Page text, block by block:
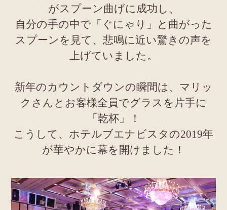
がスプーン曲げに成功し、
自分の手の中で「ぐにゃり」と曲がった
スプーンを見て、悲鳴に近い驚きの声を
上げていました。
新年のカウントダウンの瞬間は、マリッ
クさんとお客様全員でグラスを片手に
「乾杯」！
こうして、ホテルブエナビスタの2019年
が華やかに幕を開けました！